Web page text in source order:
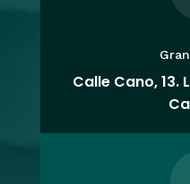
Calle Cano, 13.